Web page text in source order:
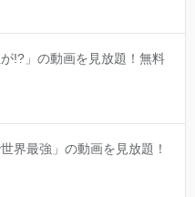
!?」の動画を見放題！無料
界最強」の動画を見放題！